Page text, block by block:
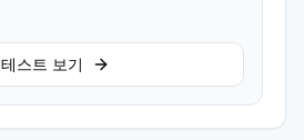
테스트 보기